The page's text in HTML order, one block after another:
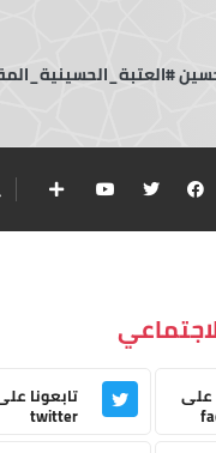
على تابعونا
twitter